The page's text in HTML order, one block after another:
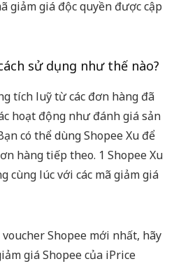
giảm giá độc quyền được cập
sử dụng như thế nào?
tích luỹ từ các đơn hàng đã
hoạt động như đánh giá sản
có thể dùng Shopee Xu để
hàng tiếp theo. 1 Shopee Xu
cùng lúc với các mã giảm giá
Shopee mới nhất, hãy
giá Shopee của iPrice